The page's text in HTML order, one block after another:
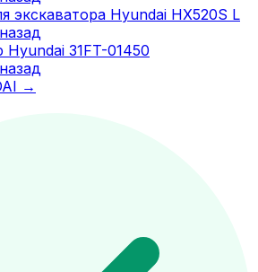
экскаватора Hyundai HX520S L
31FT-01450
→